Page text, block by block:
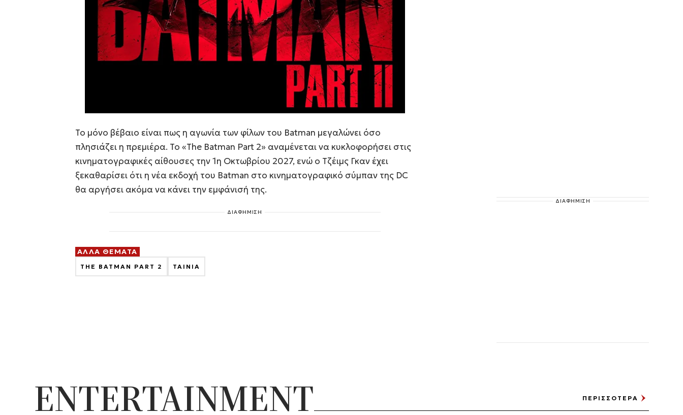
Το μόνο βέβαιο είναι πως η αγωνία των φίλων του Batman μεγαλώνει όσο
πλησιάζει η πρεμιέρα. Το «The Batman Part 2» αναμένεται να κυκλοφορήσει στις
κινηματογραφικές αίθουσες την 1η Οκτωβρίου 2027, ενώ ο Τζέιμς Γκαν έχει
ξεκαθαρίσει ότι η νέα εκδοχή του Batman στο κινηματογραφικό σύμπαν της DC
θα αργήσει ακόμα να κάνει την εμφάνισή της.
ΔΙΑΦΗΜΙΣΗ
ΑΛΛΑ ΘΕΜΑΤΑ
THE BATMAN PART 2 ΤΑΙΝΙΑ
ΔΙΑΦΗΜΙΣΗ
ENTERTAINMENT ΠΕΡΙΣΣΟΤΕΡΑ